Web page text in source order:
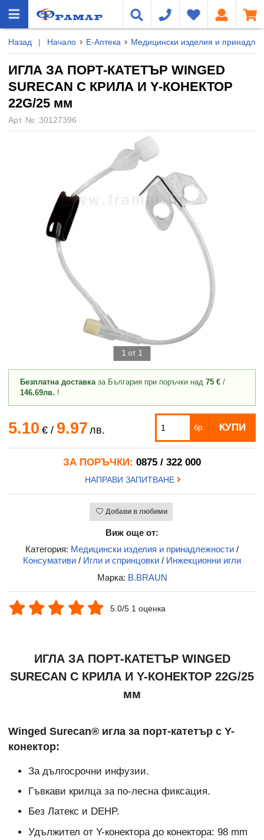
Назад | Начало Е-Аптека Медицински изделия и
ИГЛА ЗА ПОРТ-КАТЕТЪР WINGED
SURECAN С КРИЛА И Y-КОНЕКТОР
22G/25 мм
Арт. №: 30127396
1 от 1
Безплатна доставказа България при поръчки над 75 € /
146.69лв. !
5.10 €/ 9.97 лв. бр. КУПИ
ЗА ПОРЪЧКИ: 0875 / 322 000
НАПРАВИ ЗАПИТВАНЕ
Добави в любими
Виж още от:
Категория: Медицински изделия и принадлежности /
Консумативи / Игли и спринцовки / Инжекционни игли
Марка: B.BRAUN
5.0/5 1 оценка
ИГЛА ЗА ПОРТ-КАТЕТЪР WINGED
SURECAN С КРИЛА И Y-КОНЕКТОР 22G/25
мм
Winged Surecan® игла за порт-катетър с Y-
конектор:
За дългосрочни инфузии.
Гъвкави крилца за по-лесна фиксация.
Без Латекс и DEHP.
Удължител от Y-конектора до конектора: 98 mm